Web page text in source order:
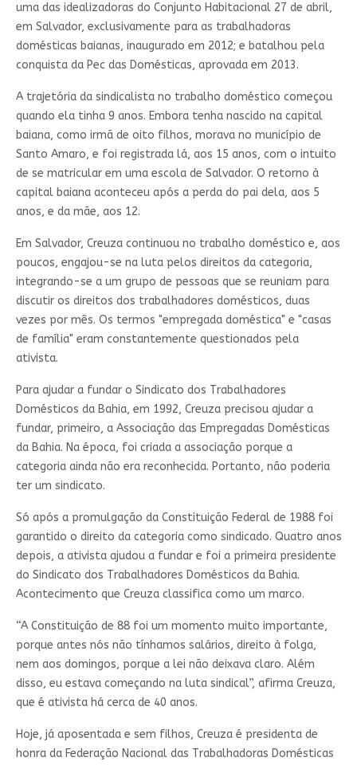
uma das idealizadoras do Conjunto Habitacional 27 de abril,
em Salvador, exclusivamente para as trabalhadoras
domésticas baianas, inaugurado em 2012; e batalhou pela
conquista da Pec das Domésticas, aprovada em 2013.
A trajetória da sindicalista no trabalho doméstico começou
quando ela tinha 9 anos. Embora tenha nascido na capital
baiana, como irmã de oito filhos, morava no município de
Santo Amaro, e foi registrada lá, aos 15 anos, com o intuito
de se matricular em uma escola de Salvador. O retorno à
capital baiana aconteceu após a perda do pai dela, aos 5
anos, e da mãe, aos 12.
Em Salvador, Creuza continuou no trabalho doméstico e, aos
poucos, engajou-se na luta pelos direitos da categoria,
integrando-se a um grupo de pessoas que se reuniam para
discutir os direitos dos trabalhadores domésticos, duas
vezes por mês. Os termos "empregada doméstica" e "casas
de família" eram constantemente questionados pela
ativista.
Para ajudar a fundar o Sindicato dos Trabalhadores
Domésticos da Bahia, em 1992, Creuza precisou ajudar a
fundar, primeiro, a Associação das Empregadas Domésticas
da Bahia. Na época, foi criada a associação porque a
categoria ainda não era reconhecida. Portanto, não poderia
ter um sindicato.
Só após a promulgação da Constituição Federal de 1988 foi
garantido o direito da categoria como sindicado. Quatro anos
depois, a ativista ajudou a fundar e foi a primeira presidente
do Sindicato dos Trabalhadores Domésticos da Bahia.
Acontecimento que Creuza classifica como um marco.
“A Constituição de 88 foi um momento muito importante,
porque antes nós não tínhamos salários, direito à folga,
nem aos domingos, porque a lei não deixava claro. Além
disso, eu estava começando na luta sindical”, afirma Creuza,
que é ativista há cerca de 40 anos.
Hoje, já aposentada e sem filhos, Creuza é presidenta de
honra da Federação Nacional das Trabalhadoras Domésticas